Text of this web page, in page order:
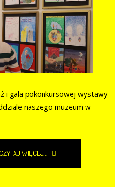
i gala pokonkursowej wystawy
naszego muzeum w
CZYTAJ WIĘCEJ...